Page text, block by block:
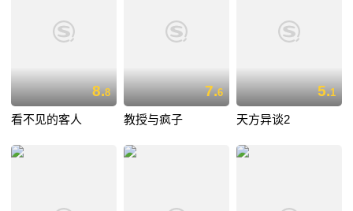
8.8
看不见的客人
7.6
教授与疯子
5.1
天方异谈2